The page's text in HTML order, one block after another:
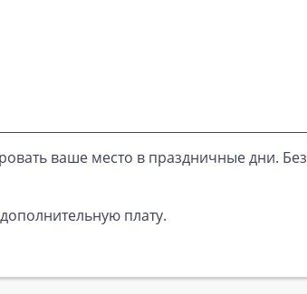
ваше место в праздничные дни. Без
плату.